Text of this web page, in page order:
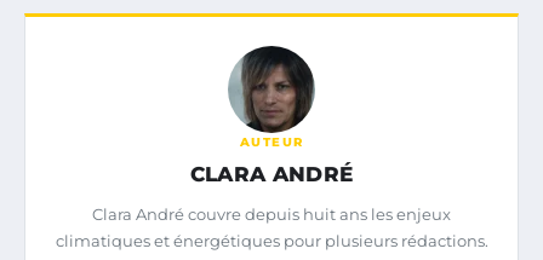
AUTEUR
CLARA ANDRÉ
Clara André couvre depuis huit ans les enjeux
climatiques et énergétiques pour plusieurs rédactions.